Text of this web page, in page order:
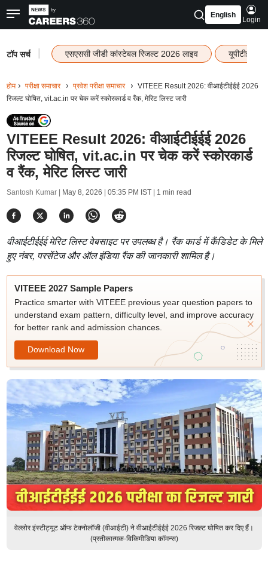
English
Login
टॉप सर्च एसएससी जीडी कांस्टेबल रिजल्ट 2026 लाइव यूपीटीईटी
होम परीक्षा समाचार प्रवेश परीक्षा समाचार
VITEEE Result 2026: वीआईटीईईई 2026
रिजल्ट घोषित, vit.ac.in पर चेक करें स्कोरकार्ड व रैंक, मेरिट लिस्ट जारी
VITEEE Result 2026: वीआईटीईईई 2026
रिजल्ट घोषित, vit.ac.in पर चेक करें स्कोरकार्ड
व रैंक, मेरिट लिस्ट जारी
Santosh Kumar | May 8, 2026 | 05:35 PM IST| 1 min read
वीआईटीईईई मेरिट लिस्ट वेबसाइट पर उपलब्ध है। रैंक कार्ड में कैंडिडेट के मिले
हुए नंबर, परसेंटेज और ऑल इंडिया रैंक की जानकारी शामिल है।
VITEEE 2027 Sample Papers
Practice smarter with VITEEE previous year question papers to
understand exam pattern, difficulty level, and improve accuracy
for better rank and admission chances.
Download Now
वेल्लोर इंस्टीट्यूट ऑफ टेक्नोलॉजी (वीआईटी) ने वीआईटीईईई 2026 रिजल्ट घोषित कर दिए हैं।
(प्रतीकात्मक-विकिमीडिया कॉमन्स)